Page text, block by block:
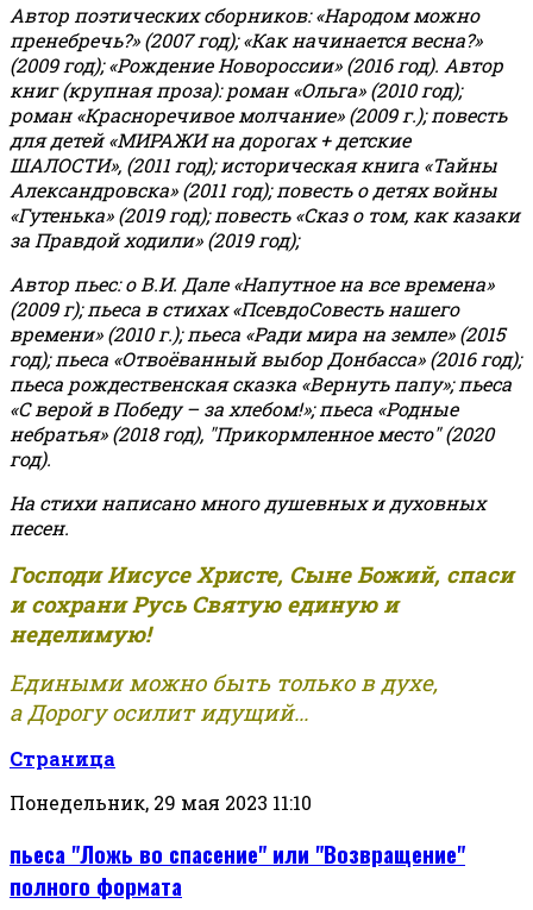
Автор поэтических сборников: «Народом можно
пренебречь?» (2007 год); «Как начинается весна?»
(2009 год); «Рождение Новороссии» (2016 год). Автор
книг (крупная проза): роман «Ольга» (2010 год);
роман «Красноречивое молчание» (2009 г.); повесть
для детей «МИРАЖИ на дорогах + детские
ШАЛОСТИ», (2011 год); историческая книга «Тайны
Александровска» (2011 год); повесть о детях войны
«Гутенька» (2019 год); повесть «Сказ о том, как казаки
за Правдой ходили» (2019 год);
Автор пьес: о В.И. Дале «Напутное на все времена»
(2009 г); пьеса в стихах «ПсевдоСовесть нашего
времени» (2010 г.); пьеса «Ради мира на земле» (2015
год); пьеса «Отвоёванный выбор Донбасса» (2016 год);
пьеса рождественская сказка «Вернуть папу»; пьеса
«С верой в Победу – за хлебом!»;пьеса «Родные
небратья» (2018 год), "Прикормленное место" (2020
год).
На стихи написано много душевных и духовных
песен.
Господи Иисусе Христе, Сыне Божий, спаси
и сохрани Русь Святую единую и
неделимую!
Едиными можно быть только в духе,
а Дорогу осилит идущий...
Страница
Понедельник, 29 мая 2023 11:10
пьеса "Ложь во спасение" или "Возвращение"
полного формата